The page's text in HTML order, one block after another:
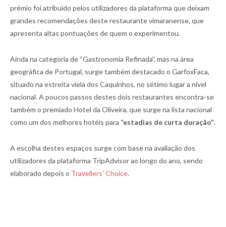
prémio foi atribuído pelos utilizadores da plataforma que deixam
grandes recomendações deste restaurante vimaranense, que
apresenta altas pontuações de quem o experimentou.
Ainda na categoria de “Gastronomia Refinada”, mas na área
geográfica de Portugal, surge também destacado o GarfoxFaca,
situado na estreita viela dos Caquinhos, no sétimo lugar a nível
nacional. A poucos passos destes dois restaurantes encontra-se
também o premiado Hotel da Oliveira, que surge na lista nacional
como um dos melhores hotéis para “estadias de curta duração”.
A escolha destes espaços surge com base na avaliação dos
utilizadores da plataforma TripAdvisor ao longo do ano, sendo
elaborado depois o Travellers’ Choice.